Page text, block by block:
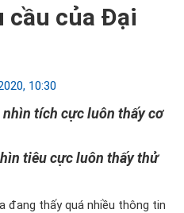
cầu của Đại
10:30
tích cực luôn thấy cơ
tiêu cực luôn thấy thử
đang thấy quá nhiều thông tin